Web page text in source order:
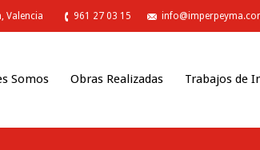
Valencia 961 27 03 15
Somos Obras Realizadas Trabajos de